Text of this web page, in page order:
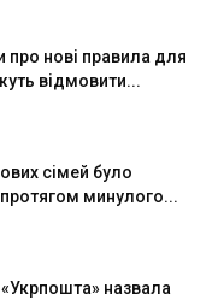
про нові правила для
відмовити...
сімей було
протягом минулого...
назвала